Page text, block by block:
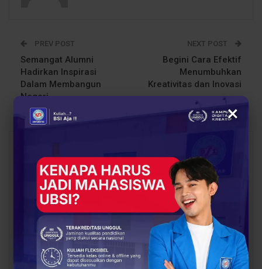
PREV POST
Semangat Alumni
Hadirkan Inspirasi
Dalam Membangun
Negeri
NEXT POST
Begini Cara Efektif
Menumbuhkan
Kreativitas dan Inovasi
BERITA
BSI Explore 2026 Resmi
BERITA
Perkuat Kolaborasi
×